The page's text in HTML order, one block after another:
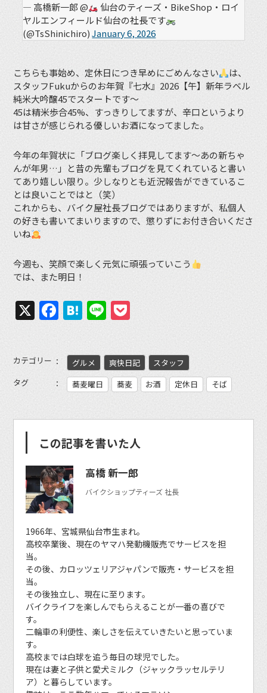
— 高橋新一郎 @
仙台のティーズ・BikeShop・ロイ
ヤルエンフィールド仙台の社長です
(@TsShinichiro)January 6, 2026
こちらも事始め、定休日につき早めにごめんなさい
は、
スタッフFukuからのお年賀『七水』2026【午】新年ラベル
純米大吟醸45でスタートです〜
45は精米歩合45%、すっきりしてますが、辛口というより
は甘さが感じられる優しいお酒になってました。
今年の年賀状に「ブログ楽しく拝見してます〜あの新ちゃ
んが年男…」と昔の先輩もブログを見てくれていると書い
てあり嬉しい限り。少しなりとも近況報告ができているこ
とは良いことではと（笑）
これからも、バイク屋社長ブログではありますが、私個人
の好きも書いてまいりますので、懲りずにお付き合いくださ
いね
今週も、笑顔で楽しく元気に頑張っていこう
では、また明日！
X Facebook
Hatena
Line
カテゴリー グルメ 爽快日記
スタッフ
タグ
蕎麦曜日 蕎麦 お酒 定休日 そば
この記事を書いた人
高橋 新一郎
バイクショップティーズ 社長
1966年、宮城県仙台市生まれ。
高校卒業後、現在のヤマハ発動機販売でサービスを担
当。
その後、カロッツェリアジャパンで販売・サービスを担
当。
その後独立し、現在に至ります。
バイクライフを楽しんでもらえることが一番の喜びで
す。
二輪車の利便性、楽しさを伝えていきたいと思っていま
す。
高校までは白球を追う毎日の球児でした。
現在は妻と子供と愛犬ミルク（ジャックラッセルテリ
ア）と暮らしています。